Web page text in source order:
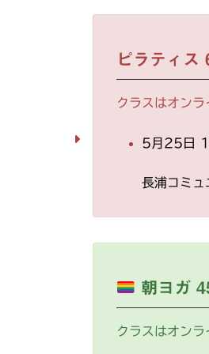
ピラティス
クラスはオンラ
5月25日
長浦コミュ
朝ヨガ
クラスはオンラ